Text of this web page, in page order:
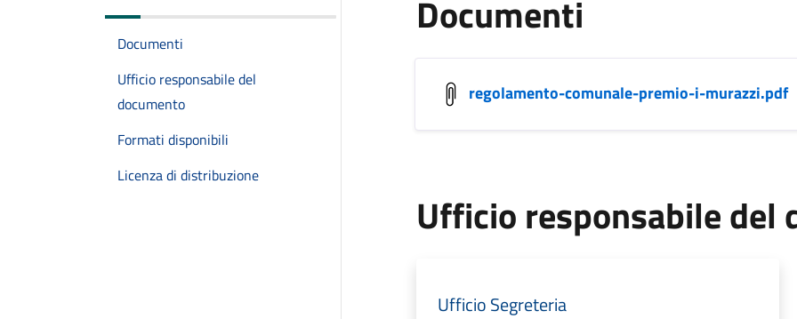
Documenti
Ufficio responsabile del
documento
Formati disponibili
Licenza di distribuzione
Documenti
regolamento-comunale-premio-i-murazzi.pdf
Ufficio responsabile del
Ufficio Segreteria